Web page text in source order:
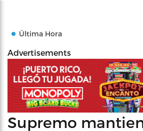
Última Hora
Advertisements
Supremo